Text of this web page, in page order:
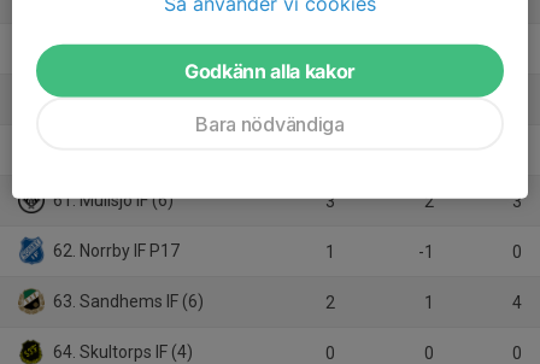
58. Ekedalens SK (4) 0 0
59. IFK Hjo (4) 1 -3
61. Mullsjö IF (6) 3 2 3
62. Norrby IF P17 1 -1 0
63. Sandhems IF (6) 2 1 4
64. Skultorps IF (4) 0 0 0
Godkänn alla kakor
Bara nödvändiga